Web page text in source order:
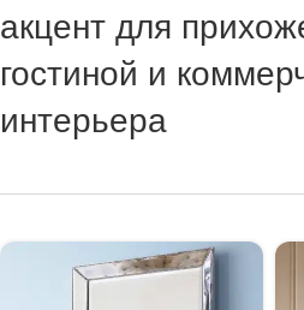
акцент для
гостиной и
интерьера